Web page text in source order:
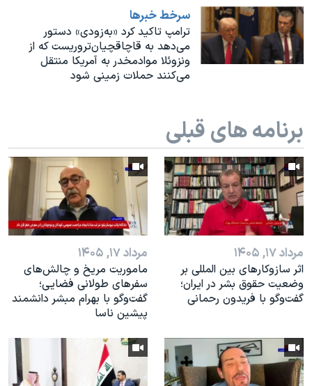
نرگس محمدی برنده جایزه نوبل صلح
همایش محافظه‌کاران آمریکا «سی‌پک»
سرخط خبرها
ترامپ تاکید کرد «به‌زودی» دستور
می‌دهد به قاچاقچیان‌تروریست‌ که از
ونزوئلا موادمخدر به آمریکا منتقل
می‌کنند حملات زمینی شود
برنامه های قبلی
مرداد ۱۷, ۱۴۰۵
اثر ساز‌و‌کارهای بین المللی بر
وضعیت حقوق بشر در ایران؛
گفت‌وگو با فریدون رحمانی
مرداد ۱۷, ۱۴۰۵
ماموریت مریخ و چالش‌های
سفرهای طولانی فضایی؛
گفت‌وگو با بهرام مبشر دانشمند
پیشین ناسا